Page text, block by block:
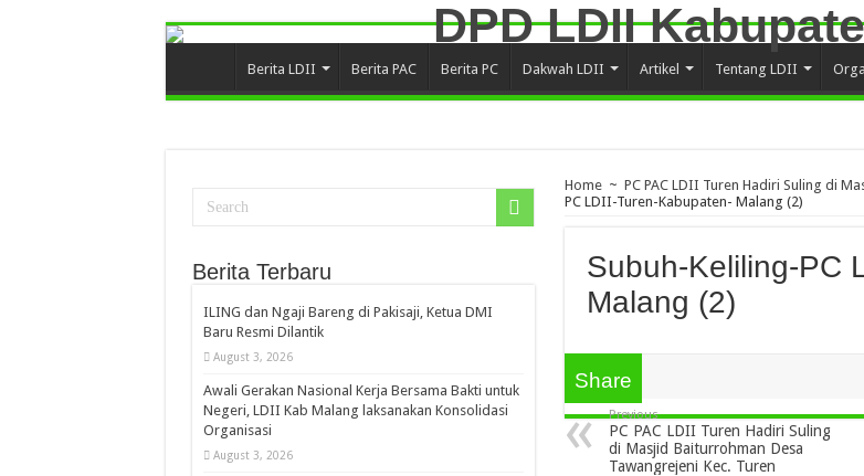
Berita LDII Berita PAC Berita PC Dakwah LDII Artikel Tentang LDII
Home ~ PC PAC LDII Turen Hadiri Suling di
PC LDII-Turen-Kabupaten- Malang (2)
Subuh-Keliling-PC
Malang (2)
Share
Previous
PC PAC LDII Turen Hadiri Suling
di Masjid Baiturrohman Desa
Tawangrejeni Kec. Turen
Berita Terbaru
ILING dan Ngaji Bareng di Pakisaji, Ketua DMI
Baru Resmi Dilantik
August 3, 2026
Awali Gerakan Nasional Kerja Bersama Bakti untuk
Negeri, LDII Kab Malang laksanakan Konsolidasi
Organisasi
August 3, 2026